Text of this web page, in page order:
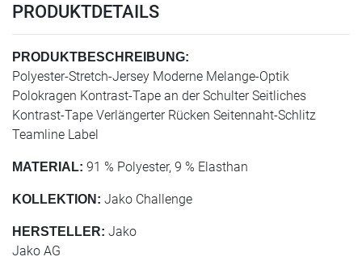
PRODUKTDETAILS
PRODUKTBESCHREIBUNG:
Polyester-Stretch-Jersey Moderne Melange-Optik
Polokragen Kontrast-Tape an der Schulter Seitliches
Kontrast-Tape Verlängerter Rücken Seitennaht-Schlitz
Teamline Label
MATERIAL: 91 % Polyester, 9 % Elasthan
KOLLEKTION: Jako Challenge
HERSTELLER: Jako
Jako AG